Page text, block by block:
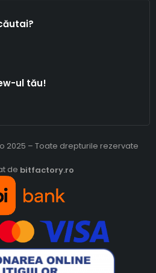
ul tău!
2025 – Toate drepturile rezervate
de bitfactory.ro